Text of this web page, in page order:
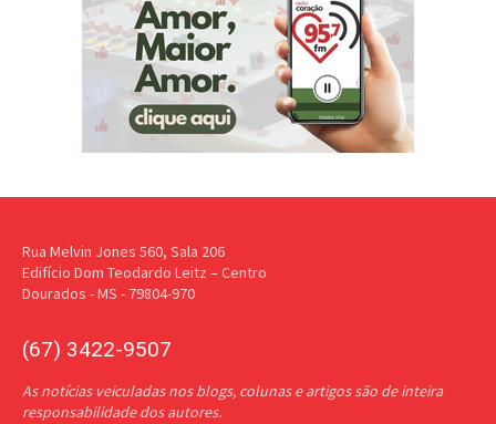
Rua Melvin Jones 560, Sala 206
Edifício Dom Teodardo Leitz – Centro
Dourados - MS - 79804-970
(67) 3422-9507
As notícias veiculadas nos blogs, colunas e artigos são de inteira
responsabilidade dos autores.